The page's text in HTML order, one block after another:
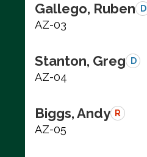
Gallego, Ruben D
AZ-03
Stanton, Greg D
AZ-04
Biggs, Andy R
AZ-05